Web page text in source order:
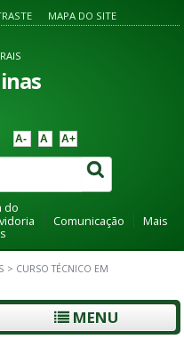
MAPA DO SITE
A- A A+
do
Comunicação
Mais
> CURSO TÉCNICO EM
MENU